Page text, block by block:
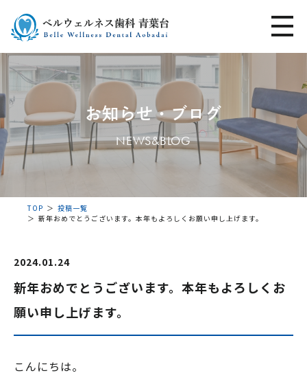
お知らせ・ブログ
NEWS&BLOG
TOP
投稿一覧
新年おめでとうございます。本年もよろしくお願い申し上げます。
2024.01.24
新年おめでとうございます。本年もよろしくお
願い申し上げます。
こんにちは。